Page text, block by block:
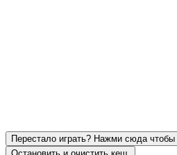
Перестало играть? Нажми сюда чтобы